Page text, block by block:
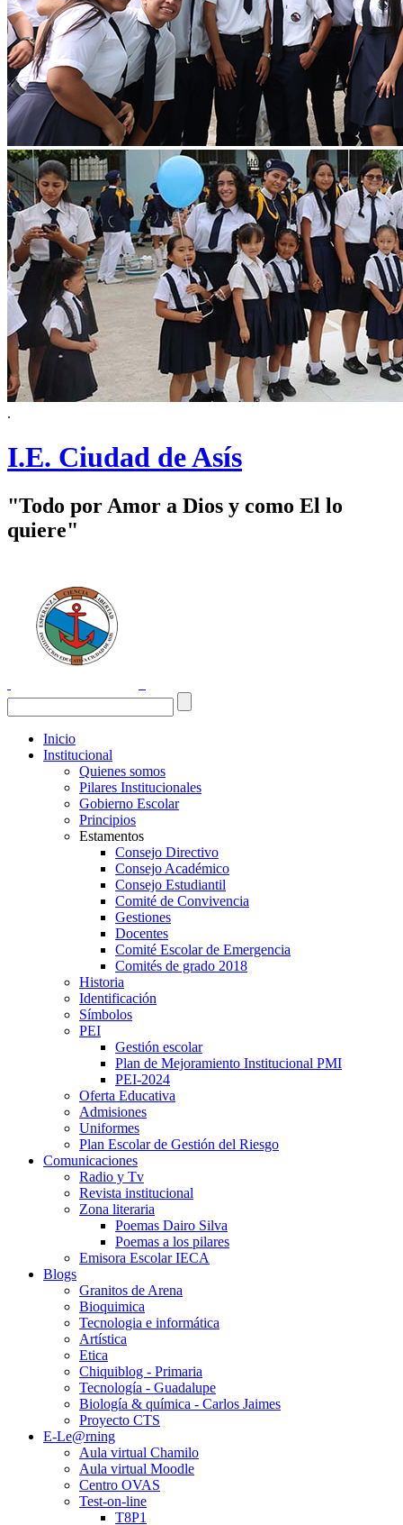
.
I.E. Ciudad de Asís
"Todo por Amor a Dios y como El lo
quiere"
Inicio
Institucional
Quienes somos
Pilares Institucionales
Gobierno Escolar
Principios
Estamentos
Consejo Directivo
Consejo Académico
Consejo Estudiantil
Comité de Convivencia
Gestiones
Docentes
Comité Escolar de Emergencia
Comités de grado 2018
Historia
Identificación
Símbolos
PEI
Gestión escolar
Plan de Mejoramiento Institucional PMI
PEI-2024
Oferta Educativa
Admisiones
Uniformes
Plan Escolar de Gestión del Riesgo
Comunicaciones
Radio y Tv
Revista institucional
Zona literaria
Poemas Dairo Silva
Poemas a los pilares
Emisora Escolar IECA
Blogs
Granitos de Arena
Bioquimica
Tecnologia e informática
Artística
Etica
Chiquiblog - Primaria
Tecnología - Guadalupe
Biología & química - Carlos Jaimes
Proyecto CTS
E-Le@rning
Aula virtual Chamilo
Aula virtual Moodle
Centro OVAS
Test-on-line
T8P1